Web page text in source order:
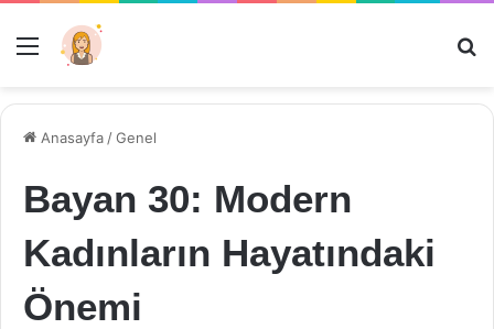
Menü
Anasayfa /Genel
Bayan 30: Modern
Kadınların Hayatındaki
Önemi